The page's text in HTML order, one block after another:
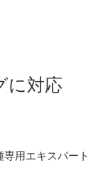
に対応
用エキスパート